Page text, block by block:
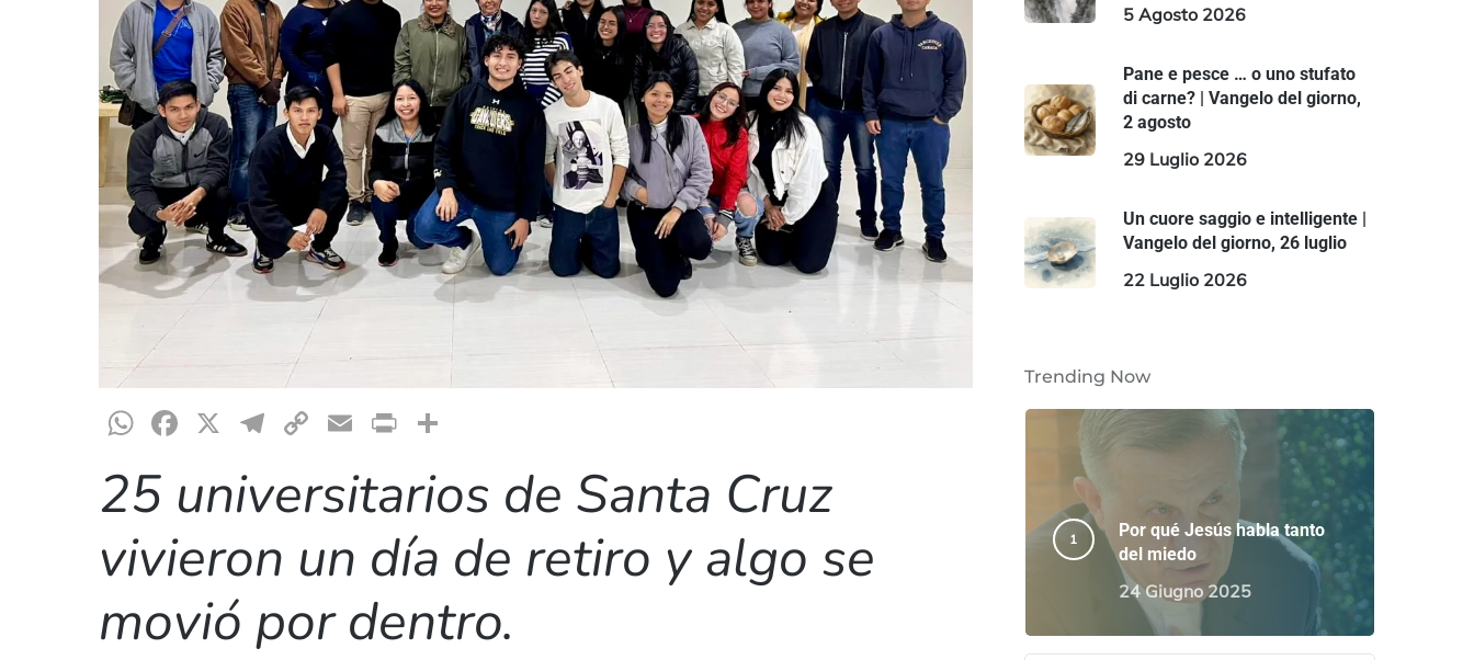
Hit enter to search or ESC to close
WhatsApp
Facebook
X Telegram
CopyEmailPrint
25 universitarios de Santa Cruz
vivieron un día de retiro y algo se
movió por dentro.
5 Agosto 2026
Pane e pesce … o uno stufato
di carne? | Vangelo del giorno,
2 agosto
29 Luglio 2026
Un cuore saggio e intelligente |
Vangelo del giorno, 26 luglio
22 Luglio 2026
Trending Now
Por qué Jesús habla tanto
del miedo
24 Giugno 2025